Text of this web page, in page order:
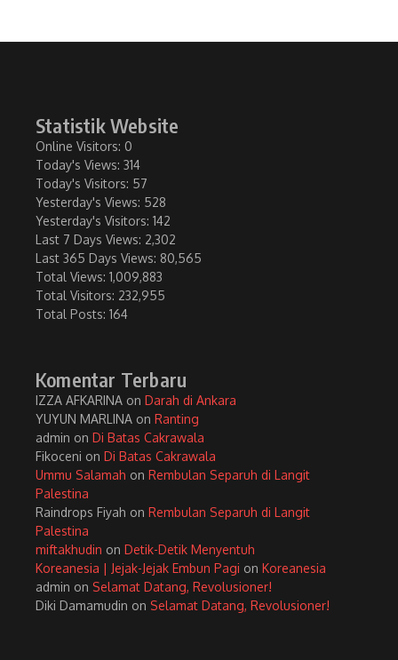
Statistik Website
Online Visitors: 0
Today's Views: 314
Today's Visitors: 57
Yesterday's Views: 528
Yesterday's Visitors: 142
Last 7 Days Views: 2,302
Last 365 Days Views: 80,565
Total Views: 1,009,883
Total Visitors: 232,955
Total Posts: 164
Komentar Terbaru
IZZA AFKARINA on Darah di Ankara
YUYUN MARLINA on Ranting
admin on Di Batas Cakrawala
Fikoceni on Di Batas Cakrawala
Ummu Salamah on Rembulan Separuh di Langit
Palestina
Raindrops Fiyah on Rembulan Separuh di Langit
Palestina
miftakhudin on Detik-Detik Menyentuh
Koreanesia | Jejak-Jejak Embun Pagi on Koreanesia
admin on Selamat Datang, Revolusioner!
Diki Damamudin on Selamat Datang, Revolusioner!